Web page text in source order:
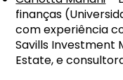
finanças
com experiência
Savills Investment
Estate, e